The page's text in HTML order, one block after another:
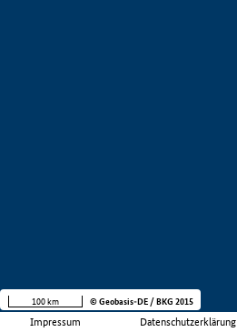
Impressum Datenschutzerklärung
100 km © Geobasis-DE / BKG 2015